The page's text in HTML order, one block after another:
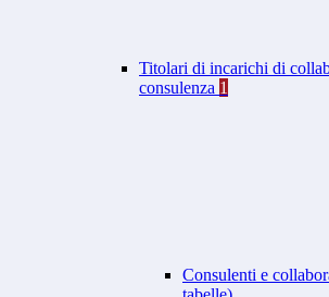
Titolari di incarichi di
consulenza 1
Consulenti e